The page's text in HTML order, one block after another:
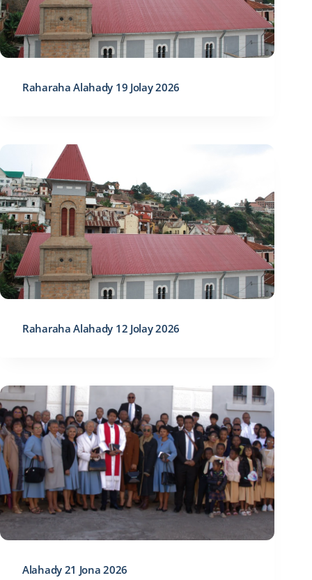
Raharaha Alahady 19 Jolay 2026
Raharaha Alahady 12 Jolay 2026
Alahady 21 Jona 2026